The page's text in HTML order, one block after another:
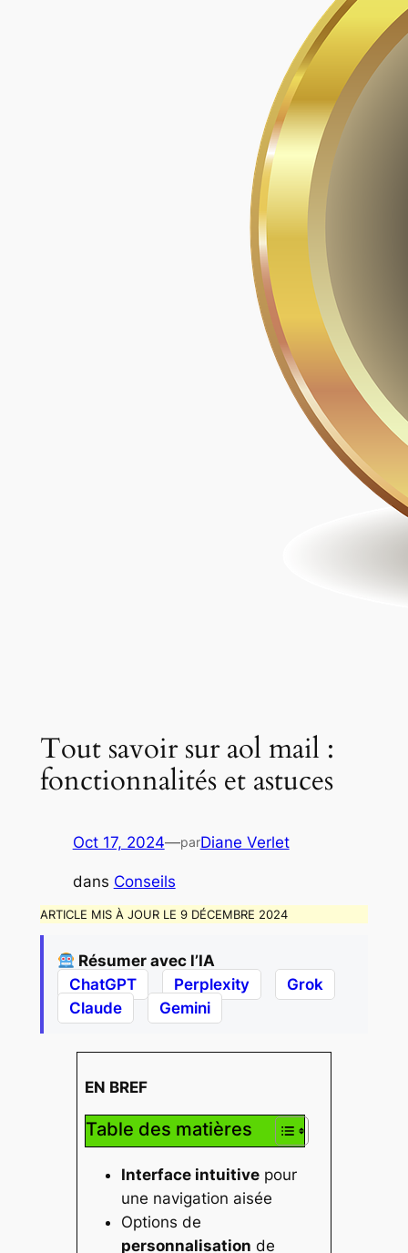
Tout savoir sur aol mail :
fonctionnalités et astuces
Oct 17, 2024—parDiane Verlet
dans Conseils
ARTICLE MIS À JOUR LE 9 DÉCEMBRE 2024
Résumer avec l’IA
ChatGPT
Perplexity
Grok
Claude
Gemini
EN BREF
Table des matières
Interface intuitive pour
une navigation aisée
Options de
personnalisation de